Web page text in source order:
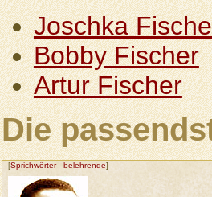
Joschka
Bobby Fischer
Artur Fischer
Die
[Sprichwörter- belehrende]